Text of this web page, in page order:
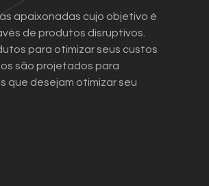
apaixonadas cujo objetivo é
de produtos disruptivos.
para otimizar seus custos
são projetados para
que desejam otimizar seu